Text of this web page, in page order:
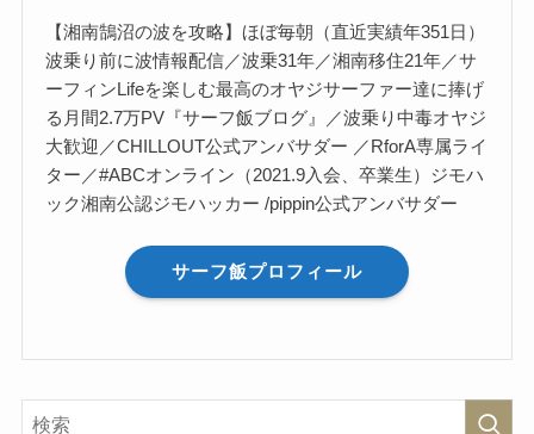
【湘南鵠沼の波を攻略】ほぼ毎朝（直近実績年351日）
波乗り前に波情報配信／波乗31年／湘南移住21年／サ
ーフィンLifeを楽しむ最高のオヤジサーファー達に捧げ
る月間2.7万PV『サーフ飯ブログ』／波乗り中毒オヤジ
大歓迎／CHILLOUT公式アンバサダー ／RforA専属ライ
ター／#ABCオンライン（2021.9入会、卒業生）ジモハ
ック湘南公認ジモハッカー /pippin公式アンバサダー
サーフ飯プロフィール